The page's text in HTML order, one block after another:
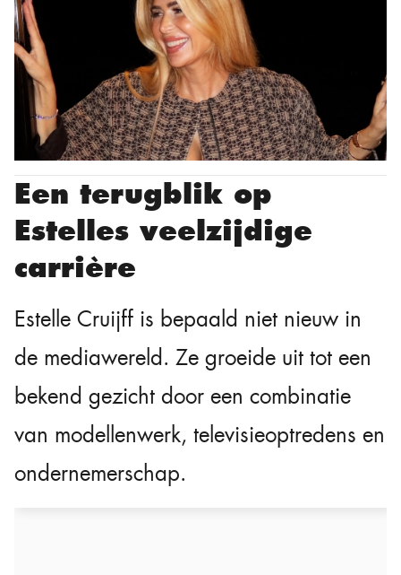
Een terugblik op
Estelles veelzijdige
carrière
Estelle Cruijff is bepaald niet nieuw in
de mediawereld. Ze groeide uit tot een
bekend gezicht door een combinatie
van modellenwerk, televisieoptredens en
ondernemerschap.